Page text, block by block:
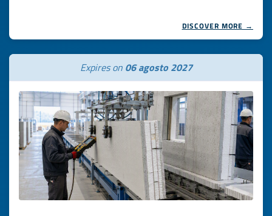
DISCOVER MORE →
Expires on 06 agosto 2027